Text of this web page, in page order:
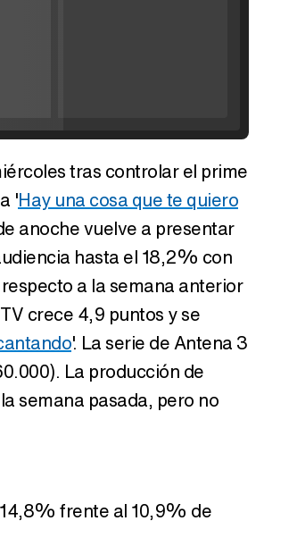
Tráiler de '33 días', la nueva serie de Atresplayer con Julián Villagrán y José Manuel Poga
Tráiler en catalán de 'Ravalear', la nueva serie de HBO Max sobre los fondos buitre
tras controlar el prime
'Hay una cosa que te quiero
anoche vuelve a presentar
hasta el 18,2% con
a la semana anterior
crece 4,9 puntos y se
'. La serie de Antena 3
La producción de
semana pasada, pero no
frente al 10,9% de